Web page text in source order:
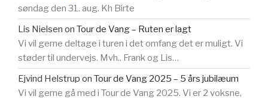
søndag den 31. aug. Kh Birte
Lis Nielsen on Tour de Vang – Ruten er lagt
Vi vil gerne deltage i turen i det omfang det er muligt. Vi
støder til undervejs. Mvh.. Frank og Lis…
Ejvind Helstrup on Tour de Vang 2025 – 5 års jubilæum
Vi vil gerne gå med i Tour de Vang 2025. Vi er 2 voksne,